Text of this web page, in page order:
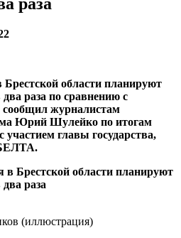
области планируют
раза по сравнению с
журналистам
Юрий Шулейко по итогам
участием главы государства,
БЕЛТА.
(иллюстрация)